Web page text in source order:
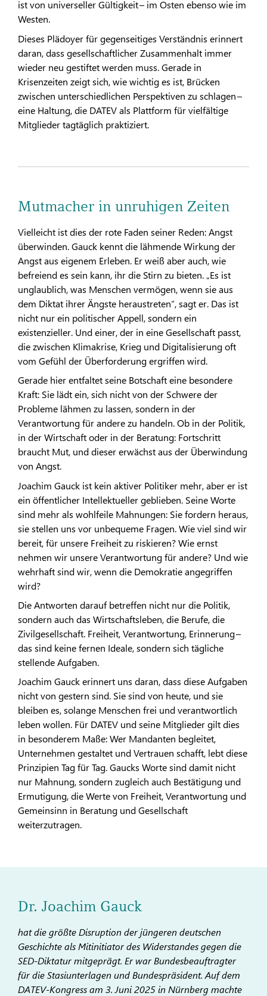
ist von universeller Gültigkeit – im Osten ebenso wie im
Westen.
Dieses Plädoyer für gegenseitiges Verständnis erinnert
daran, dass gesellschaftlicher Zusammenhalt immer
wieder neu gestiftet werden muss. Gerade in
Krisenzeiten zeigt sich, wie wichtig es ist, Brücken
zwischen unterschiedlichen Perspektiven zu schlagen –
eine Haltung, die DATEV als Plattform für vielfältige
Mitglieder tagtäglich praktiziert.
Mutmacher in unruhigen Zeiten
Vielleicht ist dies der rote Faden seiner Reden: Angst
überwinden. Gauck kennt die lähmende Wirkung der
Angst aus eigenem Erleben. Er weiß aber auch, wie
befreiend es sein kann, ihr die Stirn zu bieten. „Es ist
unglaublich, was Menschen vermögen, wenn sie aus
dem Diktat ihrer Ängste heraustreten“, sagt er. Das ist
nicht nur ein politischer Appell, sondern ein
existenzieller. Und einer, der in eine Gesellschaft passt,
die zwischen Klimakrise, Krieg und Digitalisierung oft
vom Gefühl der Überforderung ergriffen wird.
Gerade hier entfaltet seine Botschaft eine besondere
Kraft: Sie lädt ein, sich nicht von der Schwere der
Probleme lähmen zu lassen, sondern in der
Verantwortung für andere zu handeln. Ob in der Politik,
in der Wirtschaft oder in der Beratung: Fortschritt
braucht Mut, und dieser erwächst aus der Überwindung
von Angst.
Joachim Gauck ist kein aktiver Politiker mehr, aber er ist
ein öffentlicher Intellektueller geblieben. Seine Worte
sind mehr als wohlfeile Mahnungen: Sie fordern heraus,
sie stellen uns vor unbequeme Fragen. Wie viel sind wir
bereit, für unsere Freiheit zu riskieren? Wie ernst
nehmen wir unsere Verantwortung für andere? Und wie
wehrhaft sind wir, wenn die Demokratie angegriffen
wird?
Die Antworten darauf betreffen nicht nur die Politik,
sondern auch das Wirtschaftsleben, die Berufe, die
Zivilgesellschaft. Freiheit, Verantwortung, Erinnerung –
das sind keine fernen Ideale, sondern sich tägliche
stellende Aufgaben.
Joachim Gauck erinnert uns daran, dass diese Aufgaben
nicht von gestern sind. Sie sind von heute, und sie
bleiben es, solange Menschen frei und verantwortlich
leben wollen. Für DATEV und seine Mitglieder gilt dies
in besonderem Maße: Wer Mandanten begleitet,
Unternehmen gestaltet und Vertrauen schafft, lebt diese
Prinzipien Tag für Tag. Gaucks Worte sind damit nicht
nur Mahnung, sondern zugleich auch Bestätigung und
Ermutigung, die Werte von Freiheit, Verantwortung und
Gemeinsinn in Beratung und Gesellschaft
weiterzutragen.
Dr. Joachim Gauck
hat die größte Disruption der jüngeren deutschen
Geschichte als Mitinitiator des Widerstandes gegen die
SED-Diktatur mitgeprägt. Er war Bundesbeauftragter
für die Stasiunterlagen und Bundespräsident. Auf dem
DATEV-Kongress am 3. Juni 2025 in Nürnberg machte